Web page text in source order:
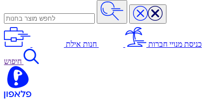
כניסת מנויי חברות חנות אילת
חיפוש